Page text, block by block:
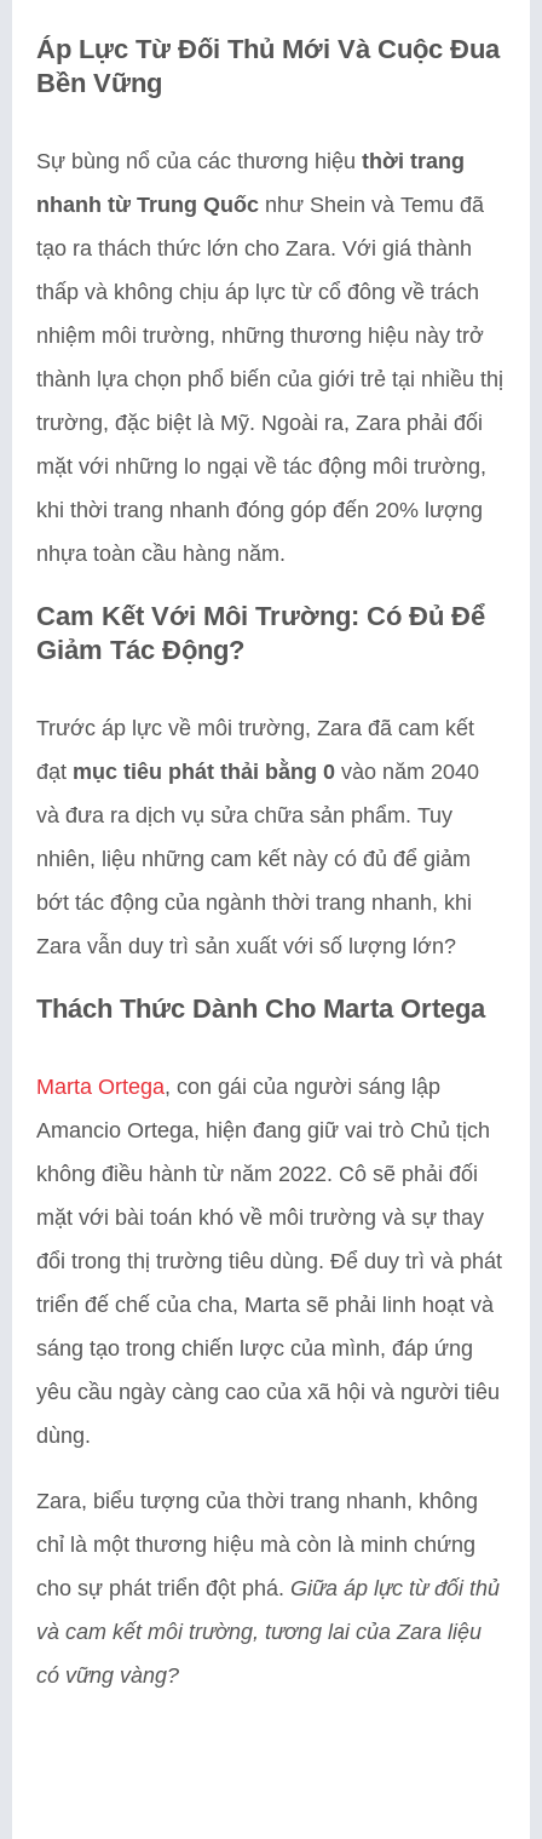
Áp Lực Từ Đối Thủ Mới Và Cuộc Đua
Bền Vững
Sự bùng nổ của các thương hiệu thời trang
nhanh từ Trung Quốc như Shein và Temu đã
tạo ra thách thức lớn cho Zara. Với giá thành
thấp và không chịu áp lực từ cổ đông về trách
nhiệm môi trường, những thương hiệu này trở
thành lựa chọn phổ biến của giới trẻ tại nhiều thị
trường, đặc biệt là Mỹ. Ngoài ra, Zara phải đối
mặt với những lo ngại về tác động môi trường,
khi thời trang nhanh đóng góp đến 20% lượng
nhựa toàn cầu hàng năm.
Cam Kết Với Môi Trường: Có Đủ Để
Giảm Tác Động?
Trước áp lực về môi trường, Zara đã cam kết
đạt mục tiêu phát thải bằng 0 vào năm 2040
và đưa ra dịch vụ sửa chữa sản phẩm. Tuy
nhiên, liệu những cam kết này có đủ để giảm
bớt tác động của ngành thời trang nhanh, khi
Zara vẫn duy trì sản xuất với số lượng lớn?
Thách Thức Dành Cho Marta Ortega
Marta Ortega, con gái của người sáng lập
Amancio Ortega, hiện đang giữ vai trò Chủ tịch
không điều hành từ năm 2022. Cô sẽ phải đối
mặt với bài toán khó về môi trường và sự thay
đổi trong thị trường tiêu dùng. Để duy trì và phát
triển đế chế của cha, Marta sẽ phải linh hoạt và
sáng tạo trong chiến lược của mình, đáp ứng
yêu cầu ngày càng cao của xã hội và người tiêu
dùng.
Zara, biểu tượng của thời trang nhanh, không
chỉ là một thương hiệu mà còn là minh chứng
cho sự phát triển đột phá. Giữa áp lực từ đối thủ
và cam kết môi trường, tương lai của Zara liệu
có vững vàng?